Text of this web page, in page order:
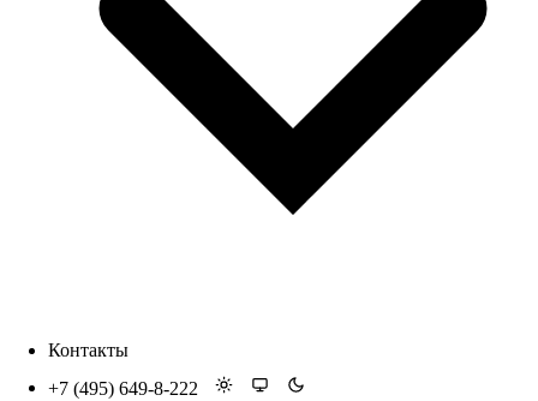
Контакты
+7 (495) 649-8-222